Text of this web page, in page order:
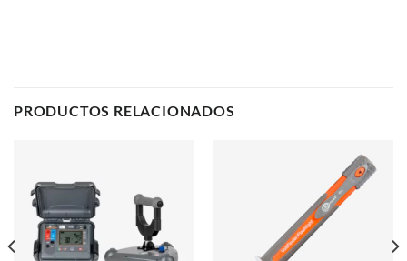
PRODUCTOS RELACIONADOS